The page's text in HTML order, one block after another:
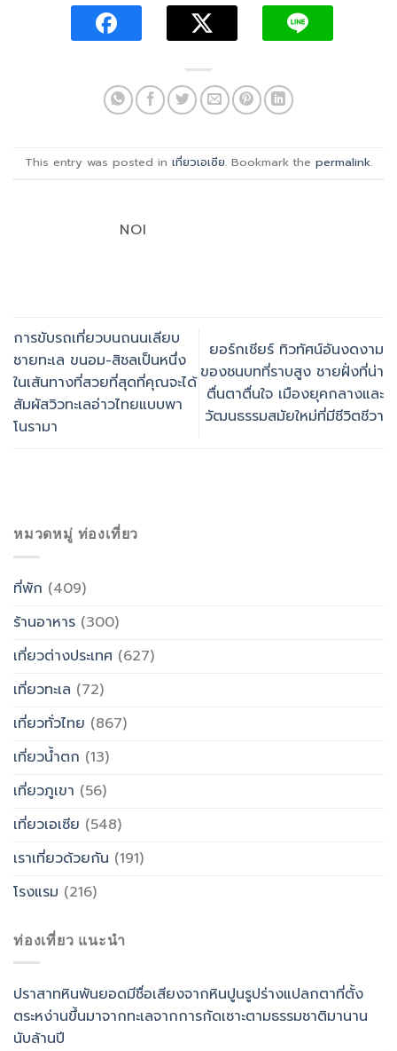
This entry was posted in เที่ยวเอเซีย. Bookmark the permalink.
NOI
การขับรถเที่ยวบนถนนเลียบ
ชายทะเล ขนอม-สิชลเป็นหนึ่ง
ในเส้นทางที่สวยที่สุดที่คุณจะได้
สัมผัสวิวทะเลอ่าวไทยแบบพา
โนรามา
ยอร์กเชียร์ ทิวทัศน์อันงดงาม
ของชนบทที่ราบสูง ชายฝั่งที่น่า
ตื่นตาตื่นใจ เมืองยุคกลางและ
วัฒนธรรมสมัยใหม่ที่มีชีวิตชีวา
หมวดหมู่ ท่องเที่ยว
ที่พัก (409)
ร้านอาหาร (300)
เที่ยวต่างประเทศ (627)
เที่ยวทะเล (72)
เที่ยวทั่วไทย (867)
เที่ยวน้ำตก (13)
เที่ยวภูเขา (56)
เที่ยวเอเซีย (548)
เราเที่ยวด้วยกัน (191)
โรงแรม (216)
ท่องเที่ยว แนะนำ
ปราสาทหินพันยอดมีชื่อเสียงจากหินปูนรูปร่างแปลกตาที่ตั้ง
ตระหง่านขึ้นมาจากทะเลจากการกัดเซาะตามธรรมชาติมานาน
นับล้านปี